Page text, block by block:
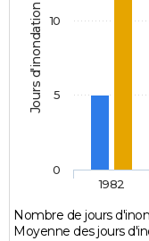
Jours d'inondation
Nombre de jours
Moyenne des jours
1982
0
5
10